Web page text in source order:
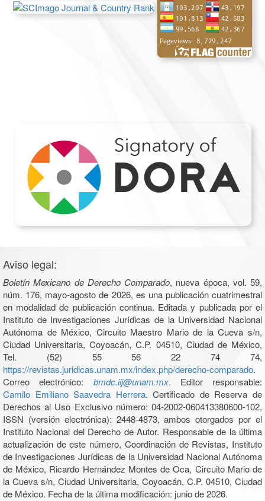
Aviso legal:
Boletín Mexicano de Derecho Comparado, nueva época, vol. 59,
núm. 176, mayo-agosto de 2026, es una publicación cuatrimestral
en modalidad de publicación continua. Editada y publicada por el
Instituto de Investigaciones Jurídicas de la Universidad Nacional
Autónoma de México, Circuito Maestro Mario de la Cueva s/n,
Ciudad Universitaria, Coyoacán, C.P. 04510, Ciudad de México,
Tel. (52) 55 56 22 74 74,
https://revistas.juridicas.unam.mx/index.php/derecho-comparado.
Correo electrónico: bmdc.iij@unam.mx. Editor responsable:
Camilo Emiliano Saavedra Herrera. Certificado de Reserva de
Derechos al Uso Exclusivo número: 04-2002-060413380600-102,
ISSN (versión electrónica): 2448-4873, ambos otorgados por el
Instituto Nacional del Derecho de Autor. Responsable de la última
actualización de este número, Coordinación de Revistas, Instituto
de Investigaciones Jurídicas de la Universidad Nacional Autónoma
de México, Ricardo Hernández Montes de Oca, Circuito Mario de
la Cueva s/n, Ciudad Universitaria, Coyoacán, C.P. 04510, Ciudad
de México. Fecha de la última modificación: junio de 2026.